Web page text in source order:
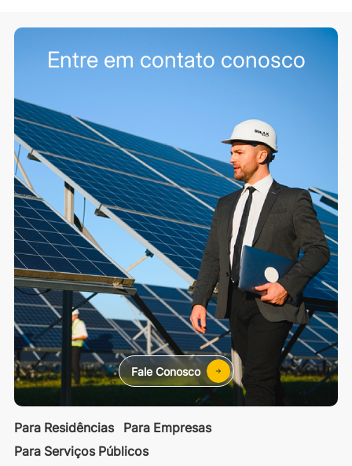
Para Residências
Para Empresas
Para Serviços Públicos
Entre em contato conosco
Fale Conosco